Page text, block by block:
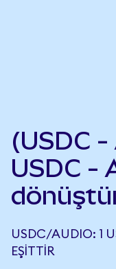
(USDC -
USDC -
USDC/AUDIO: 1
EŞITTIR